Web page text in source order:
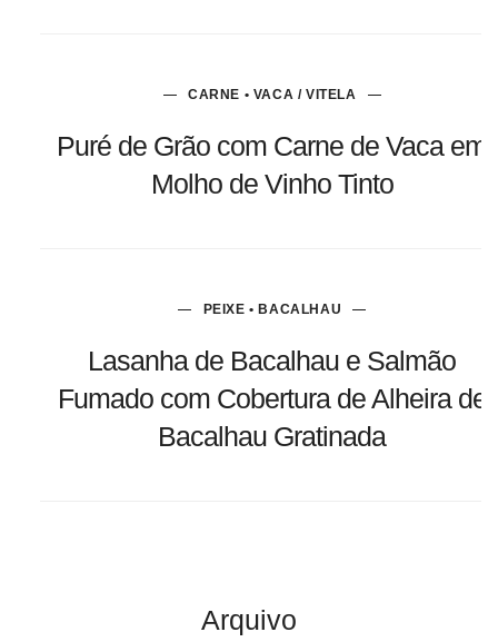
CARNE • VACA / VITELA
Puré de Grão com Carne de Vaca em
Molho de Vinho Tinto
PEIXE • BACALHAU
Lasanha de Bacalhau e Salmão
Fumado com Cobertura de Alheira de
Bacalhau Gratinada
Arquivo